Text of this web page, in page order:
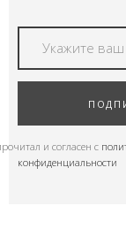
и согласен с
конфиденциальности